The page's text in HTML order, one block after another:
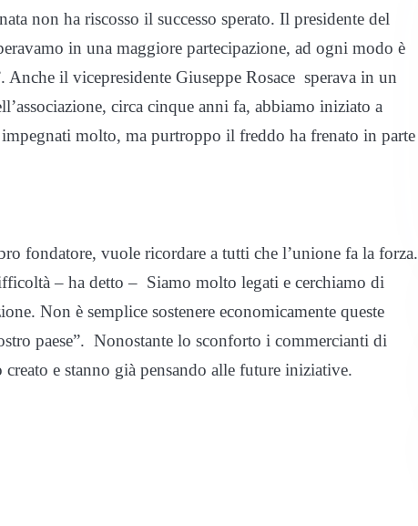
non ha riscosso il successo sperato. Il presidente del
in una maggiore partecipazione, ad ogni modo è
Anche il vicepresidente Giuseppe Rosace sperava in un
circa cinque anni fa, abbiamo iniziato a
molto, ma purtroppo il freddo ha frenato in parte
fondatore, vuole ricordare a tutti che l’unione fa la forza.
– ha detto – Siamo molto legati e cerchiamo di
Non è semplice sostenere economicamente queste
paese”. Nonostante lo sconforto i commercianti di
e stanno già pensando alle future iniziative.